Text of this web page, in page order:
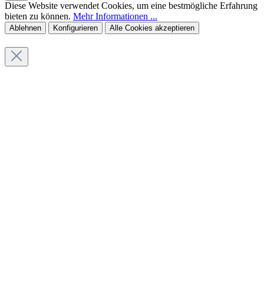
Diese Website verwendet Cookies, um eine bestmögliche Erfahrung
bieten zu können. Mehr Informationen ...
Ablehnen Konfigurieren Alle Cookies akzeptieren